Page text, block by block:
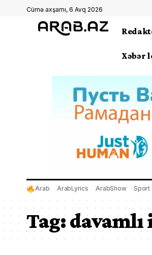
Cümə axşamı, 6 Avq 2026
Xəbər
Arab ArabLyrics ArabShow Sport
Tag: